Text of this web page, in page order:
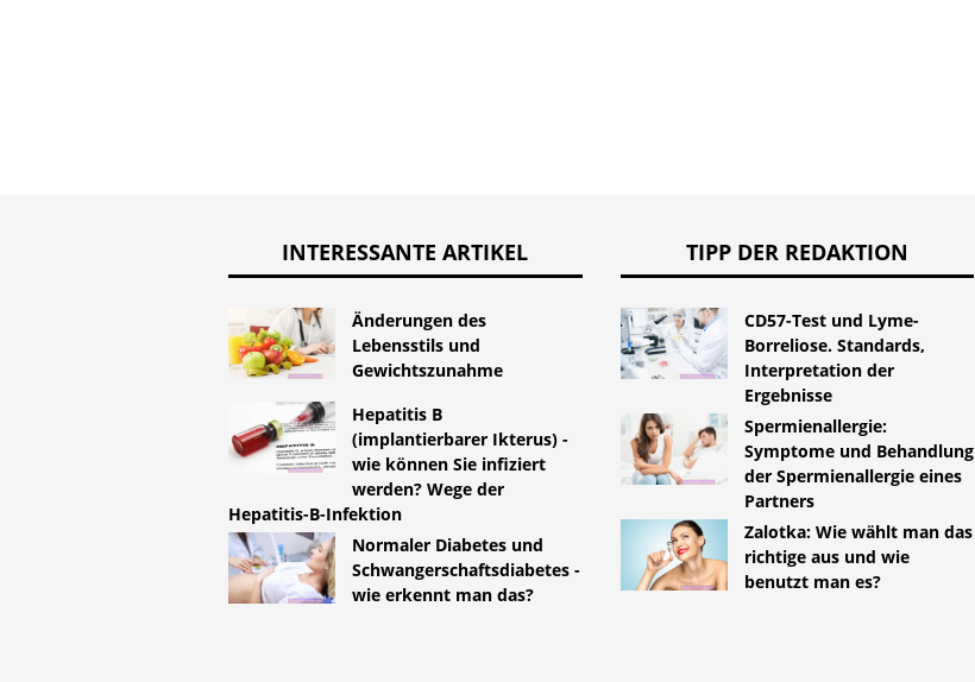
INTERESSANTE ARTIKEL
Änderungen des
Lebensstils und
Gewichtszunahme
Hepatitis B
(implantierbarer Ikterus) -
wie können Sie infiziert
werden? Wege der
Hepatitis-B-Infektion
Normaler Diabetes und
Schwangerschaftsdiabetes -
wie erkennt man das?
TIPP DER REDAKTION
CD57-Test und Lyme-
Borreliose. Standards,
Interpretation der
Ergebnisse
Spermienallergie:
Symptome und Behandlung
der Spermienallergie eines
Partners
Zalotka: Wie wählt man das
richtige aus und wie
benutzt man es?